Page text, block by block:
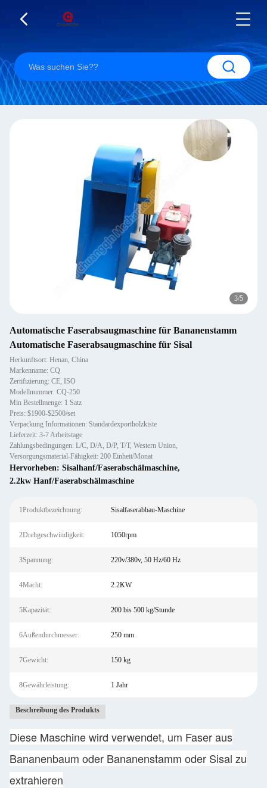
3/5
Automatische Faserabsaugmaschine für Bananenstamm
Automatische Faserabsaugmaschine für Sisal
Herkunftsort: Henan, China
Markenname: CQ
Zertifizierung: CE, ISO
Modellnummer: CQ-250
Min Bestellmenge: 1 Satz
Preis: $1900-$2500/set
Verpackung Informationen: Standardexportholzkiste
Lieferzeit: 3-7 Arbeitstage
Zahlungsbedingungen: L/C, D/A, D/P, T/T, Western Union,
Versorgungsmaterial-Fähigkeit: 200 Einheit/Monat
Hervorheben: Sisalhanf/Faserabschälmaschine,
2.2kw Hanf/Faserabschälmaschine
1Produktbezeichnung: Sisalfaserabbau-Maschine
2Drehgeschwindigkeit: 1050rpm
3Spannung: 220v/380v, 50 Hz/60 Hz
4Macht: 2.2KW
5Kapazität: 200 bis 500 kg/Stunde
6Außendurchmesser: 250 mm
7Gewicht: 150 kg
8Gewährleistung: 1 Jahr
Beschreibung des Produkts
Diese Maschine wird verwendet, um Faser aus
Bananenbaum oder Bananenstamm oder Sisal zu
extrahieren